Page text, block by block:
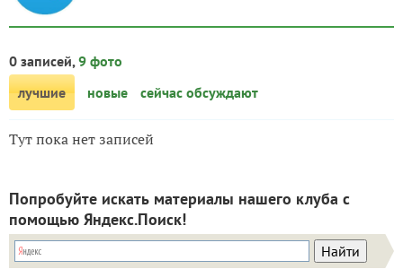
0 записей,9 фото
лучшие
новые сейчас обсуждают
Тут пока нет записей
Попробуйте искать материалы нашего клуба с
помощью Яндекс.Поиск!